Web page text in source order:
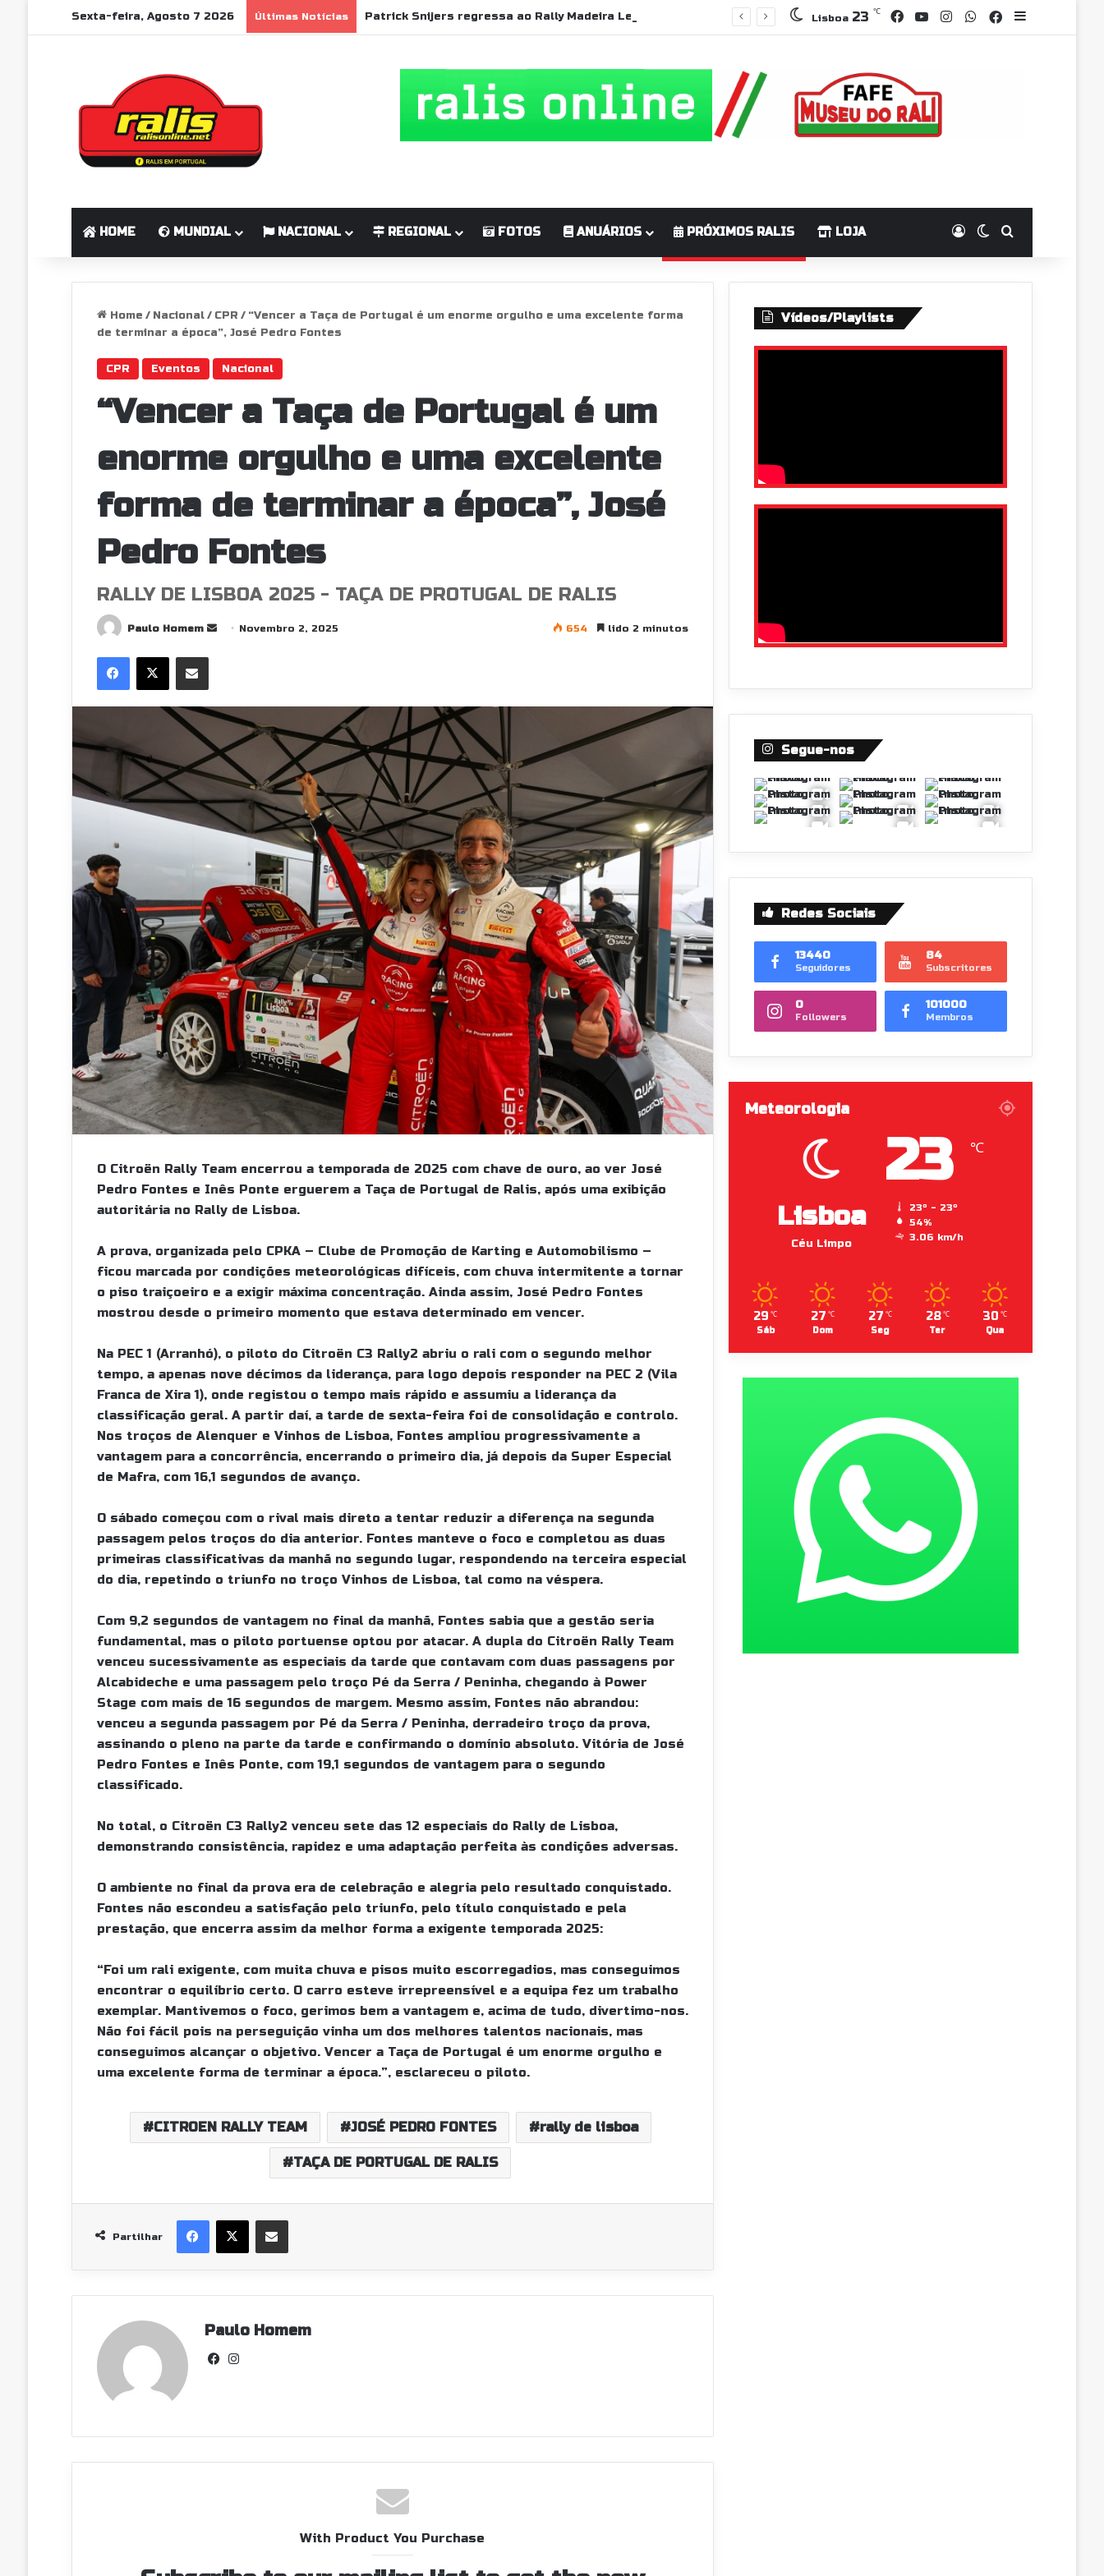
Sexta-feira, Agosto 7 2026 Últimas Notícias Lisboa 23 ℃ Facebook
YouTube
Instagram
WhatsApp
GrupoSidebar
HOME MUNDIAL NACIONAL REGIONAL FOTOS ANUÁRIOS PRÓXIMOS RALIS LOJA Log InSwitch skin
Home / Nacional/ CPR / “Vencer a Taça de Portugal é um enorme orgulho e uma excelente forma
de terminar a época”, José Pedro Fontes
CPR Eventos Nacional
“Vencer a Taça de Portugal é um
enorme orgulho e uma excelente
forma de terminar a época”, José
Pedro Fontes
RALLY DE LISBOA 2025 - TAÇA DE PROTUGAL DE RALIS
Paulo Homem
SendNovembro 2, 2025 654 lido 2 minutos
Facebook
X Partilhar Via Email
O Citroën Rally Team encerrou a temporada de 2025 com chave de ouro, ao ver José
Pedro Fontes e Inês Ponte erguerem a Taça de Portugal de Ralis, após uma exibição
autoritária no Rally de Lisboa.
A prova, organizada pelo CPKA – Clube de Promoção de Karting e Automobilismo –
ficou marcada por condições meteorológicas difíceis, com chuva intermitente a tornar
o piso traiçoeiro e a exigir máxima concentração. Ainda assim, José Pedro Fontes
mostrou desde o primeiro momento que estava determinado em vencer.
Na PEC 1 (Arranhó), o piloto do Citroën C3 Rally2 abriu o rali com o segundo melhor
tempo, a apenas nove décimos da liderança, para logo depois responder na PEC 2 (Vila
Franca de Xira 1), onde registou o tempo mais rápido e assumiu a liderança da
classificação geral. A partir daí, a tarde de sexta-feira foi de consolidação e controlo.
Nos troços de Alenquer e Vinhos de Lisboa, Fontes ampliou progressivamente a
vantagem para a concorrência, encerrando o primeiro dia, já depois da Super Especial
de Mafra, com 16,1 segundos de avanço.
O sábado começou com o rival mais direto a tentar reduzir a diferença na segunda
passagem pelos troços do dia anterior. Fontes manteve o foco e completou as duas
primeiras classificativas da manhã no segundo lugar, respondendo na terceira especial
do dia, repetindo o triunfo no troço Vinhos de Lisboa, tal como na véspera.
Com 9,2 segundos de vantagem no final da manhã, Fontes sabia que a gestão seria
fundamental, mas o piloto portuense optou por atacar. A dupla do Citroën Rally Team
venceu sucessivamente as especiais da tarde que contavam com duas passagens por
Alcabideche e uma passagem pelo troço Pé da Serra / Peninha, chegando à Power
Stage com mais de 16 segundos de margem. Mesmo assim, Fontes não abrandou:
venceu a segunda passagem por Pé da Serra / Peninha, derradeiro troço da prova,
assinando o pleno na parte da tarde e confirmando o domínio absoluto. Vitória de José
Pedro Fontes e Inês Ponte, com 19,1 segundos de vantagem para o segundo
classificado.
No total, o Citroën C3 Rally2 venceu sete das 12 especiais do Rally de Lisboa,
demonstrando consistência, rapidez e uma adaptação perfeita às condições adversas.
O ambiente no final da prova era de celebração e alegria pelo resultado conquistado.
Fontes não escondeu a satisfação pelo triunfo, pelo título conquistado e pela
prestação, que encerra assim da melhor forma a exigente temporada 2025:
“Foi um rali exigente, com muita chuva e pisos muito escorregadios, mas conseguimos
encontrar o equilíbrio certo. O carro esteve irrepreensível e a equipa fez um trabalho
exemplar. Mantivemos o foco, gerimos bem a vantagem e, acima de tudo, divertimo-nos.
Não foi fácil pois na perseguição vinha um dos melhores talentos nacionais, mas
conseguimos alcançar o objetivo. Vencer a Taça de Portugal é um enorme orgulho e
uma excelente forma de terminar a época.”, esclareceu o piloto.
CITROEN RALLY TEAM JOSÉ PEDRO FONTES rally de lisboa
TAÇA DE PORTUGAL DE RALIS
Partilhar
Facebook
X Partilhar Via Email
Paulo Homem
Facebook
With Product You Purchase
Vídeos/Playlists
Segue-nos
Redes Sociais
13440
Seguidores
84
Subscritores
0
Followers
101000
Membros
Meteorologia
Lisboa
Céu Limpo
23 ℃
23º - 23º
54%
3.06 km/h
29 ℃
Sáb
27 ℃
Dom
27 ℃
Seg
28 ℃
Ter
30 ℃
Qua